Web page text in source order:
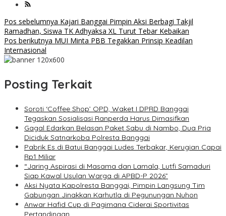
Navigasi
pos
Pos sebelumnya Kajari Banggai Pimpin Aksi Berbagi Takjil
Ramadhan, Siswa TK Adhyaksa XL Turut Tebar Kebaikan
Pos berikutnya MUI Minta PBB Tegakkan Prinsip Keadilan
Internasional
Posting Terkait
Soroti ‘Coffee Shop’ OPD, Waket I DPRD Banggai
Tegaskan Sosialisasi Ranperda Harus Dimasifkan
Gagal Edarkan Belasan Paket Sabu di Nambo, Dua Pria
Diciduk Satnarkoba Polresta Banggai
Pabrik Es di Batui Banggai Ludes Terbakar, Kerugian Capai
Rp1 Miliar
“Jaring Aspirasi di Masama dan Lamala, Lutfi Samaduri
Siap Kawal Usulan Warga di APBD-P 2026”
Aksi Nyata Kapolresta Banggai, Pimpin Langsung Tim
Gabungan Jinakkan Karhutla di Pegunungan Nuhon
Anwar Hafid Cup di Pagimana Ciderai Sportivitas
Pertandingan